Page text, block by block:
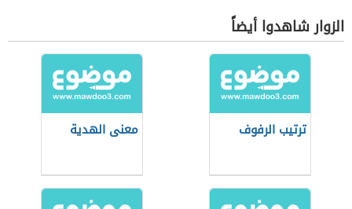
الزوار شاهدوا أيضاً
ترتيب الرفوف معنى الهدية